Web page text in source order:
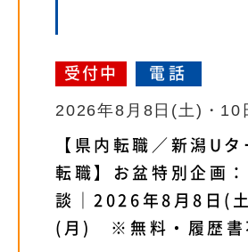
受付中 電話
2026年8月8日(土)・
【県内転職／新潟U
転職】お盆特別企画
談｜2026年8月8日(
(月) ※無料・履歴書